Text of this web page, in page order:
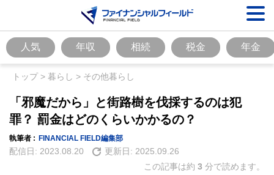
人気 年収 相続 税金 年金
トップ> 暮らし > その他暮らし
「邪魔だから」と街路樹を伐採するのは犯
罪？ 罰金はどのくらいかかるの？
執筆者 : FINANCIAL FIELD編集部
配信日: 2023.08.20 更新日: 2025.09.26
この記事は約 3 分で読めます。